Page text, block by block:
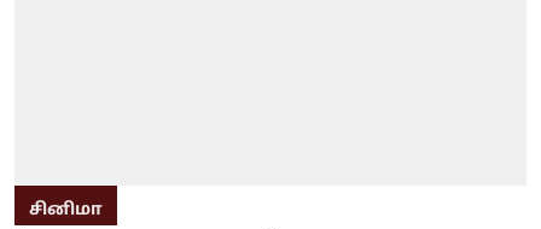
சினிமா